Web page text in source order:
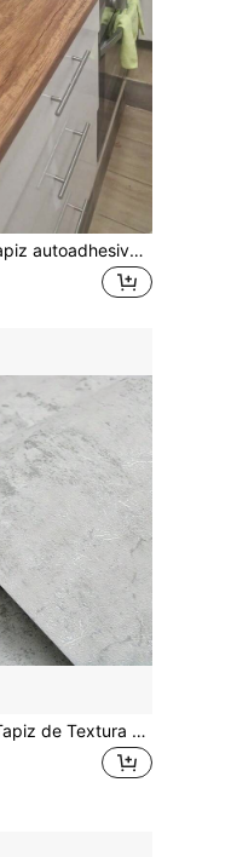
1 rollo de papel tapiz autoadhesivo de madera gruesa para decoración de habitaciones, papel de contacto de madera para encimeras, escritorios, gabinetes de cocina, encimeras autoadhesivas, revestimiento de vinilo impermeable, laminado de madera, papel de contacto de madera autoadhesivo, papel tapiz de madera autoadhesivo para cubiertas de mesas, encimeras de cocina, tocadores, hojas de chapa de madera, laminado de encimeras
1 Rollo de Papel Tapiz de Textura de Hormigón Gris Engrosado, Pegatina de Pared de Textura de Cemento Estilo Industrial Azul-Gris Claro Autoadhesiva, Impermeable y Duradera, Adecuada para Decoración de Paredes de Dormitorio, Baño y Cocina